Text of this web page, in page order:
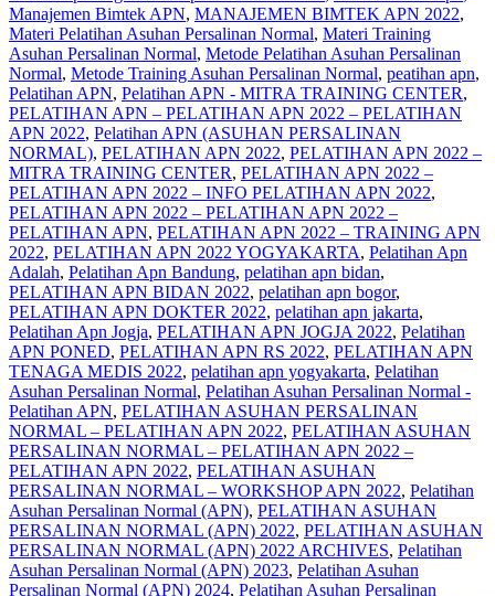
Manajemen Bimtek APN, MANAJEMEN BIMTEK APN 2022,
Materi Pelatihan Asuhan Persalinan Normal, Materi Training
Asuhan Persalinan Normal, Metode Pelatihan Asuhan Persalinan
Normal, Metode Training Asuhan Persalinan Normal, peatihan apn,
Pelatihan APN, Pelatihan APN - MITRA TRAINING CENTER,
PELATIHAN APN – PELATIHAN APN 2022 – PELATIHAN
APN 2022, Pelatihan APN (ASUHAN PERSALINAN
NORMAL), PELATIHAN APN 2022, PELATIHAN APN 2022 –
MITRA TRAINING CENTER, PELATIHAN APN 2022 –
PELATIHAN APN 2022 – INFO PELATIHAN APN 2022,
PELATIHAN APN 2022 – PELATIHAN APN 2022 –
PELATIHAN APN, PELATIHAN APN 2022 – TRAINING APN
2022, PELATIHAN APN 2022 YOGYAKARTA, Pelatihan Apn
Adalah, Pelatihan Apn Bandung, pelatihan apn bidan,
PELATIHAN APN BIDAN 2022, pelatihan apn bogor,
PELATIHAN APN DOKTER 2022, pelatihan apn jakarta,
Pelatihan Apn Jogja, PELATIHAN APN JOGJA 2022, Pelatihan
APN PONED, PELATIHAN APN RS 2022, PELATIHAN APN
TENAGA MEDIS 2022, pelatihan apn yogyakarta, Pelatihan
Asuhan Persalinan Normal, Pelatihan Asuhan Persalinan Normal -
Pelatihan APN, PELATIHAN ASUHAN PERSALINAN
NORMAL – PELATIHAN APN 2022, PELATIHAN ASUHAN
PERSALINAN NORMAL – PELATIHAN APN 2022 –
PELATIHAN APN 2022, PELATIHAN ASUHAN
PERSALINAN NORMAL – WORKSHOP APN 2022, Pelatihan
Asuhan Persalinan Normal (APN), PELATIHAN ASUHAN
PERSALINAN NORMAL (APN) 2022, PELATIHAN ASUHAN
PERSALINAN NORMAL (APN) 2022 ARCHIVES, Pelatihan
Asuhan Persalinan Normal (APN) 2023, Pelatihan Asuhan
Persalinan Normal (APN) 2024, Pelatihan Asuhan Persalinan